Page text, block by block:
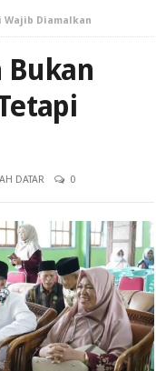
Wajib Diamalkan
Bukan
DATAR 0